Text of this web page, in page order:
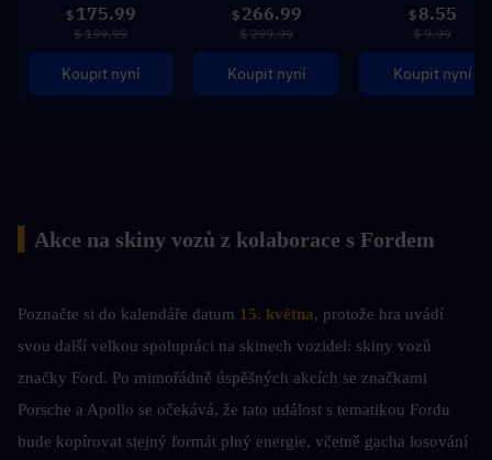
$ 175.99
$ 199.99
Koupit nyní
$ 266.99
$ 299.99
Koupit nyní
$ 8.55
$ 9.99
Koupit nyní
Akce na skiny vozů z kolaborace s Fordem
Poznačte si do kalendáře datum 15. května, protože hra uvádí
svou další velkou spolupráci na skinech vozidel: skiny vozů
značky Ford. Po mimořádně úspěšných akcích se značkami
Porsche a Apollo se očekává, že tato událost s tematikou Fordu
bude kopírovat stejný formát plný energie, včetně gacha losování